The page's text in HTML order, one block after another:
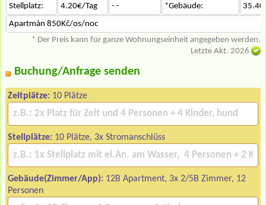
Stellplatz:
4.20€/Tag - - *Gebäude:
Apartmán 850Kč/os/noc
* Der Preis kann für ganze Wohnungseinheit angegeben werden.
Letzte Akt. 2026
Buchung/Anfrage senden
Zeltplätze: 10 Plätze
Stellplätze: 10 Plätze, 3x Stromanschlüss
Gebäude(Zimmer/App): 12B Apartment, 3x 2/5B Zimmer, 12
Personen